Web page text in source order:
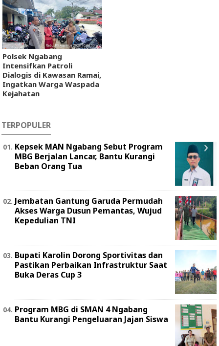
Polsek Ngabang
Intensifkan Patroli
Dialogis di Kawasan Ramai,
Ingatkan Warga Waspada
Kejahatan
TERPOPULER
Kepsek MAN Ngabang Sebut Program
MBG Berjalan Lancar, Bantu Kurangi
Beban Orang Tua
Jembatan Gantung Garuda Permudah
Akses Warga Dusun Pemantas, Wujud
Kepedulian TNI
Bupati Karolin Dorong Sportivitas dan
Pastikan Perbaikan Infrastruktur Saat
Buka Deras Cup 3
Program MBG di SMAN 4 Ngabang
Bantu Kurangi Pengeluaran Jajan Siswa